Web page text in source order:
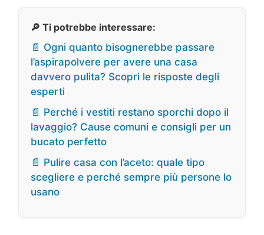
🔎 Ti potrebbe interessare:
📄 Ogni quanto bisognerebbe passare
l’aspirapolvere per avere una casa
davvero pulita? Scopri le risposte degli
esperti
📄 Perché i vestiti restano sporchi dopo il
lavaggio? Cause comuni e consigli per un
bucato perfetto
📄 Pulire casa con l’aceto: quale tipo
scegliere e perché sempre più persone lo
usano